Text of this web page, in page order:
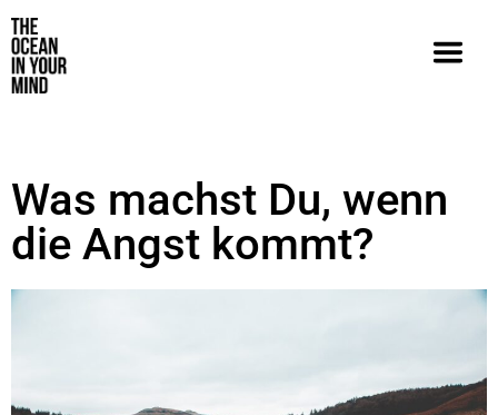
Was machst Du, wenn
die Angst kommt?